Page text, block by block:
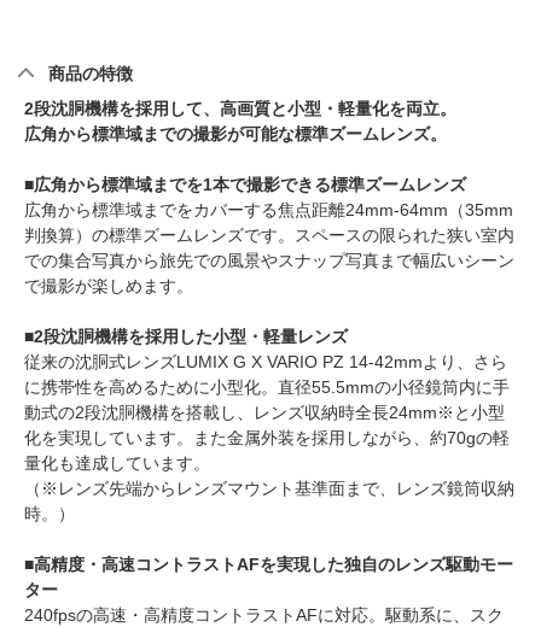
商品の特徴
2段沈胴機構を採用して、高画質と小型・軽量化を両立。
広角から標準域までの撮影が可能な標準ズームレンズ。
■広角から標準域までを1本で撮影できる標準ズームレンズ
広角から標準域までをカバーする焦点距離24mm-64mm（35mm
判換算）の標準ズームレンズです。スペースの限られた狭い室内
での集合写真から旅先での風景やスナップ写真まで幅広いシーン
で撮影が楽しめます。
■2段沈胴機構を採用した小型・軽量レンズ
従来の沈胴式レンズLUMIX G X VARIO PZ 14-42mmより、さら
に携帯性を高めるために小型化。直径55.5mmの小径鏡筒内に手
動式の2段沈胴機構を搭載し、レンズ収納時全長24mm※と小型
化を実現しています。また金属外装を採用しながら、約70gの軽
量化も達成しています。
（※レンズ先端からレンズマウント基準面まで、レンズ鏡筒収納
時。）
■高精度・高速コントラストAFを実現した独自のレンズ駆動モー
ター
240fpsの高速・高精度コントラストAFに対応。駆動系に、スク